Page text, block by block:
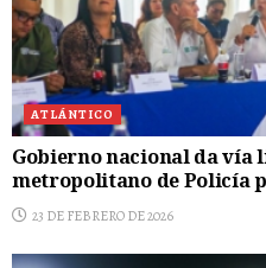
ATLÁNTICO
Gobierno nacional da vía
metropolitano de Policía
23 DE FEBRERO DE 2026